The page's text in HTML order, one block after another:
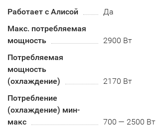
Работает с Алисой
Да
Макс. потребляемая
мощность
2900 Вт
Потребляемая
мощность
(охлаждение)
2170 Вт
Потребление
(охлаждение) мин-
макс
700 — 2500 Вт